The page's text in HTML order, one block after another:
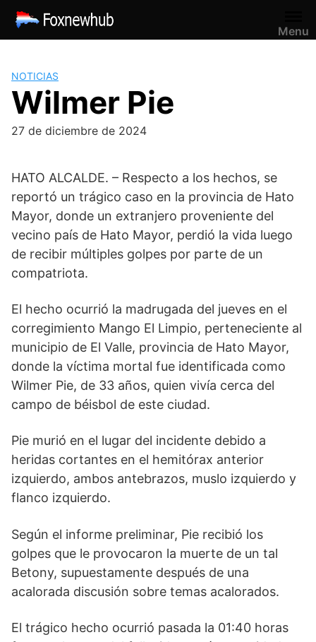
Saltar
contenido
Menu
NOTICIAS
Wilmer Pie
27 de diciembre de 2024
HATO ALCALDE. – Respecto a los hechos, se
reportó un trágico caso en la provincia de Hato
Mayor, donde un extranjero proveniente del
vecino país de Hato Mayor, perdió la vida luego
de recibir múltiples golpes por parte de un
compatriota.
El hecho ocurrió la madrugada del jueves en el
corregimiento Mango El Limpio, perteneciente al
municipio de El Valle, provincia de Hato Mayor,
donde la víctima mortal fue identificada como
Wilmer Pie, de 33 años, quien vivía cerca del
campo de béisbol de este ciudad.
Pie murió en el lugar del incidente debido a
heridas cortantes en el hemitórax anterior
izquierdo, ambos antebrazos, muslo izquierdo y
flanco izquierdo.
Según el informe preliminar, Pie recibió los
golpes que le provocaron la muerte de un tal
Betony, supuestamente después de una
acalorada discusión sobre temas acalorados.
El trágico hecho ocurrió pasada la 01:40 horas